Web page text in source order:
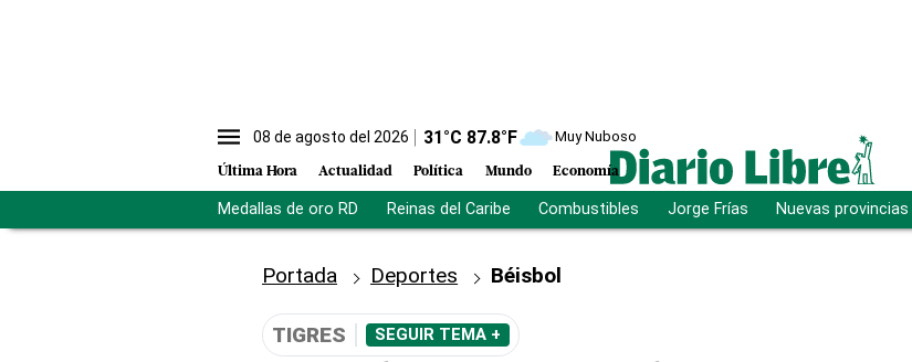
08 de agosto del 2026 31°C 87.8°F Muy Nuboso
Última Hora Actualidad Política Mundo Economía
Medallas de oro RD Reinas del Caribe Combustibles Jorge Frías Nuevas provincias
Portada Deportes Béisbol
TIGRES SEGUIR TEMA +